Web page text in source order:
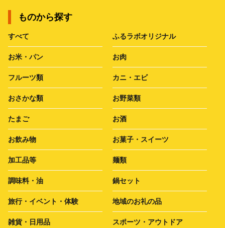
ものから探す
すべて ふるラボオリジナル
お米・パン お肉
フルーツ類 カニ・エビ
おさかな類 お野菜類
たまご お酒
お飲み物 お菓子・スイーツ
加工品等 麺類
調味料・油 鍋セット
旅行・イベント・体験 地域のお礼の品
雑貨・日用品 スポーツ・アウトドア